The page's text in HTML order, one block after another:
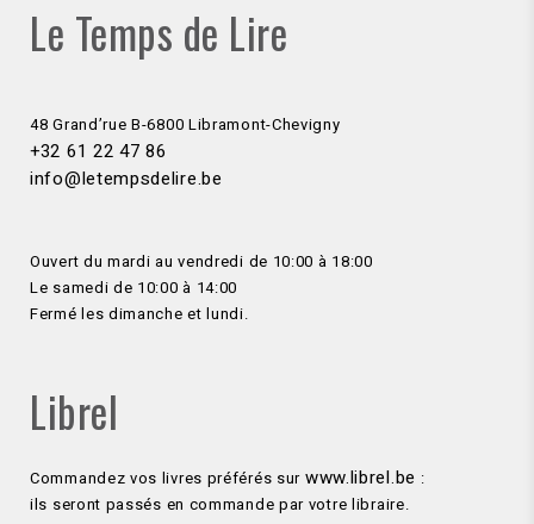
Le Temps de Lire
48 Grand’rue B-6800 Libramont-Chevigny
+32 61 22 47 86
info@letempsdelire.be
Ouvert du mardi au vendredi de 10:00 à 18:00
Le samedi de 10:00 à 14:00
Fermé les dimanche et lundi.
Librel
Commandez vos livres préférés sur www.librel.be :
ils seront passés en commande par votre libraire.